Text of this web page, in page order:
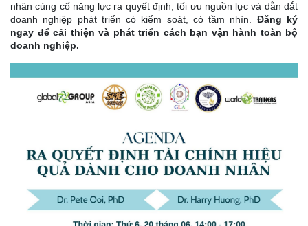
nhân củng cố năng lực ra quyết định, tối ưu nguồn lực và dẫn dắt
doanh nghiệp phát triển có kiểm soát, có tầm nhìn. Đăng ký
ngay để cải thiện và phát triển cách bạn vận hành toàn bộ
doanh nghiệp.